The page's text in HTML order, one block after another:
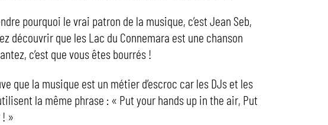
pourquoi le vrai patron de la musique, c’est Jean Seb,
découvrir que les Lac du Connemara est une chanson
c’est que vous êtes bourrés !
que la musique est un métier d’escroc car les DJs et les
la même phrase : « Put your hands up in the air, Put
»